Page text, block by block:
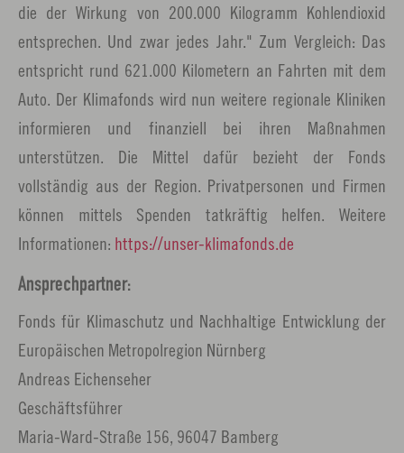
die der Wirkung von 200.000 Kilogramm Kohlendioxid
entsprechen. Und zwar jedes Jahr." Zum Vergleich: Das
entspricht rund 621.000 Kilometern an Fahrten mit dem
Auto. Der Klimafonds wird nun weitere regionale Kliniken
informieren und finanziell bei ihren Maßnahmen
unterstützen. Die Mittel dafür bezieht der Fonds
vollständig aus der Region. Privatpersonen und Firmen
können mittels Spenden tatkräftig helfen. Weitere
Informationen: https://unser-klimafonds.de
Ansprechpartner:
Fonds für Klimaschutz und Nachhaltige Entwicklung der
Europäischen Metropolregion Nürnberg
Andreas Eichenseher
Geschäftsführer
Maria-Ward-Straße 156, 96047 Bamberg